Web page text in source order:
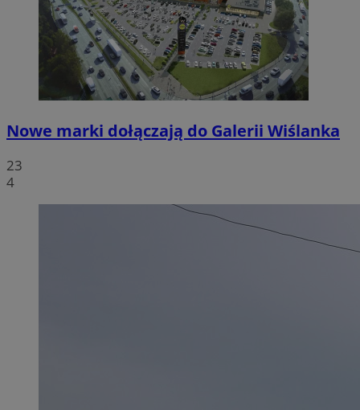
Nowe marki dołączają do Galerii Wiślanka
23
4